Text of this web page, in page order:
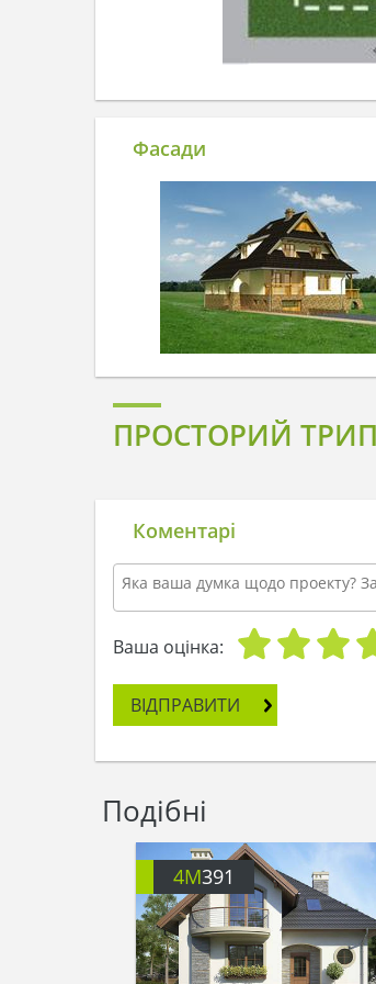
Фасади
ПРОСТОРИЙ
Коментарі
Ваша оцінка:
ВІДПРАВИТИ
Подібні
4M391